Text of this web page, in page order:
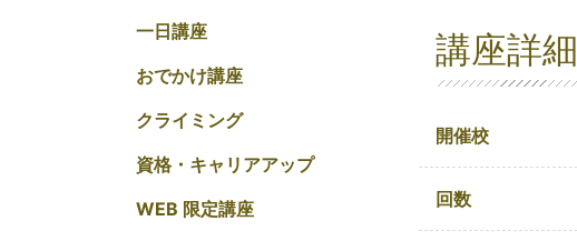
一日講座
おでかけ講座
クライミング
資格・キャリアアップ
WEB 限定講座
講座詳細
開催校
回数